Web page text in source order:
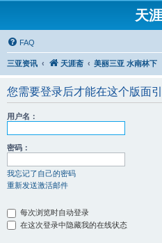
天
FAQ
三亚资讯 天涯斋 美丽三亚 水南林下
您需要登录后才能在这个版面引
用户名：
密码：
我忘记了自己的密码
重新发送激活邮件
每次浏览时自动登录
在这次登录中隐藏我的在线状态